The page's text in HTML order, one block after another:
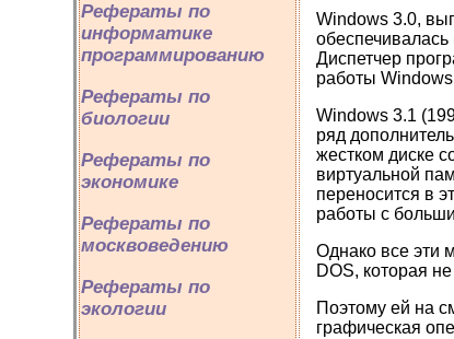
Рефераты по
информатике
программированию
Рефераты по
биологии
Рефераты по
экономике
Рефераты по
москвоведению
Рефераты по
экологии
Windows 3.0,
Диспетчер
работы
Windows 3.1
ряд
жестком диске
виртуальной
переносится в
работы с
Однако все эти
DOS, которая
Поэтому ей на
графическая